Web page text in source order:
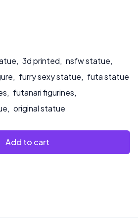
uns unter ***
dass wir das Produkt bemalen.
, 3d printed, nsfw statue,
, furry sexy statue, futa statue
, futanari figurines,
, original statue
Add to cart